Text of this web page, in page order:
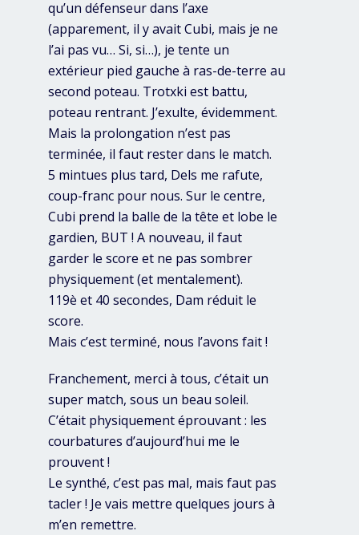
qu’un défenseur dans l’axe
(apparement, il y avait Cubi, mais je ne
l’ai pas vu… Si, si…), je tente un
extérieur pied gauche à ras-de-terre au
second poteau. Trotxki est battu,
poteau rentrant. J’exulte, évidemment.
Mais la prolongation n’est pas
terminée, il faut rester dans le match.
5 mintues plus tard, Dels me rafute,
coup-franc pour nous. Sur le centre,
Cubi prend la balle de la tête et lobe le
gardien, BUT ! A nouveau, il faut
garder le score et ne pas sombrer
physiquement (et mentalement).
119è et 40 secondes, Dam réduit le
score.
Mais c’est terminé, nous l’avons fait !
Franchement, merci à tous, c’était un
super match, sous un beau soleil.
C’était physiquement éprouvant : les
courbatures d’aujourd’hui me le
prouvent !
Le synthé, c’est pas mal, mais faut pas
tacler ! Je vais mettre quelques jours à
m’en remettre.